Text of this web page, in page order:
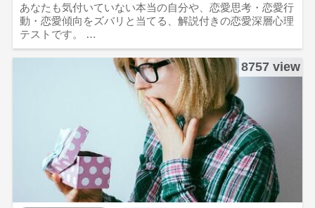
あなたも気付いていない本当の自分や、恋愛思考・恋愛行
動・恋愛傾向をズバリと当てる、解説付きの恋愛深層心理
テストです。 …
8757 view